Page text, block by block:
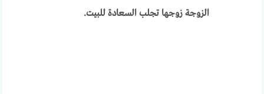
الزوجة زوجها تجلب السعادة للبيت.